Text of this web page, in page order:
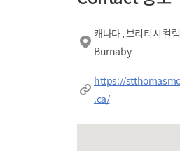
캐나다 , 브리티시 컬
Burnaby
https://
.ca/